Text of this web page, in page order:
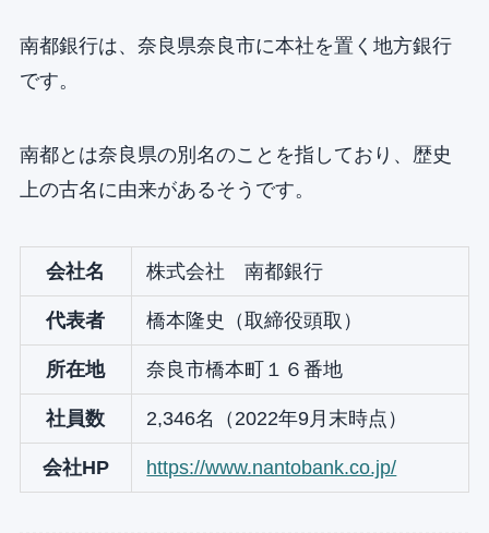
南都銀行は、奈良県奈良市に本社を置く地方銀行
です。
南都とは奈良県の別名のことを指しており、歴史
上の古名に由来があるそうです。
会社名 株式会社 南都銀行
代表者 橋本隆史（取締役頭取）
所在地 奈良市橋本町１６番地
社員数 2,346名（2022年9月末時点）
会社HP https://www.nantobank.co.jp/